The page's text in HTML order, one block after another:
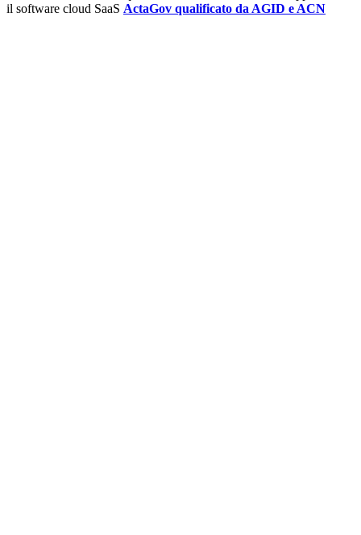
il software cloud SaaS ActaGov qualificato da AGID e ACN